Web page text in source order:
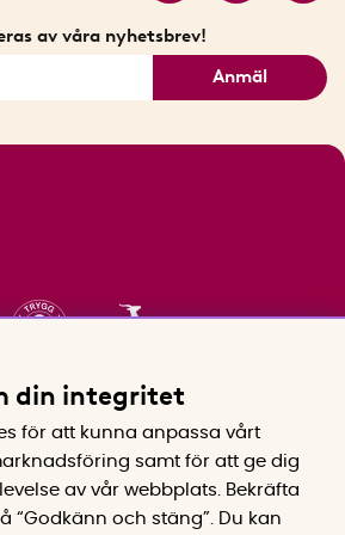
av våra nyhetsbrev!
Anmäl
din integritet
för att kunna anpassa vårt
samt för att ge dig
av vår webbplats.
Bekräfta
“Godkänn och stäng”. Du kan